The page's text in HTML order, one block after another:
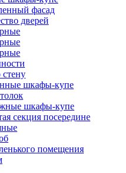
фасад
дверей
шкафы-купе
шкафы-купе
секция посередине
помещения